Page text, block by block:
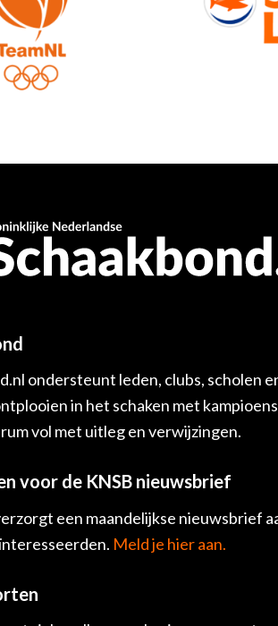
ondersteunt leden, clubs, scholen
in het schaken met
vol met uitleg en verwijzingen.
voor de KNSB nieuwsbrief
een maandelijkse nieuwsbrief
Meld je hier aan.